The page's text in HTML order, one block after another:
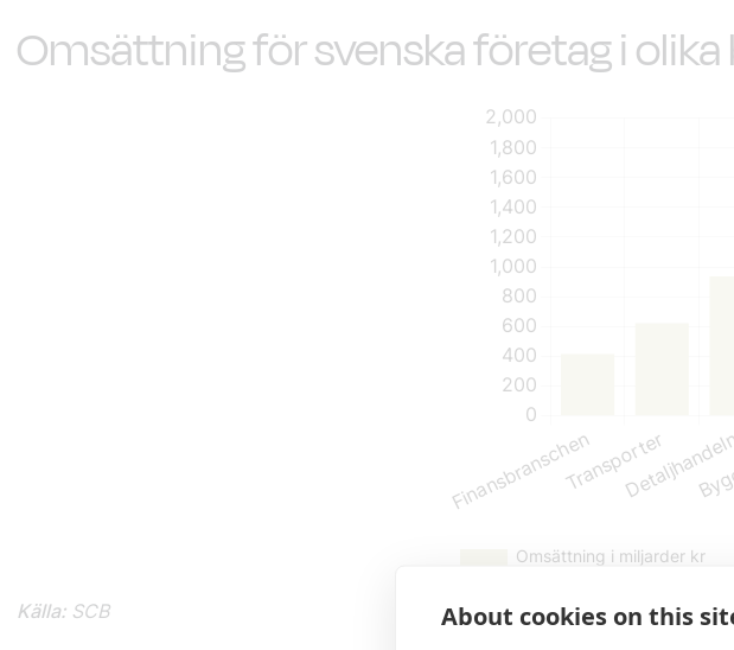
Omsättning för svenska företag i
Källa: SCB About cookies on this